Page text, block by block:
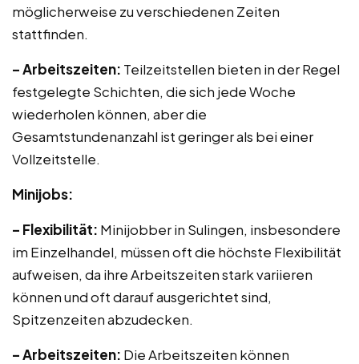
möglicherweise zu verschiedenen Zeiten
stattfinden.
– Arbeitszeiten: Teilzeitstellen bieten in der Regel
festgelegte Schichten, die sich jede Woche
wiederholen können, aber die
Gesamtstundenanzahl ist geringer als bei einer
Vollzeitstelle.
Minijobs:
– Flexibilität: Minijobber in Sulingen, insbesondere
im Einzelhandel, müssen oft die höchste Flexibilität
aufweisen, da ihre Arbeitszeiten stark variieren
können und oft darauf ausgerichtet sind,
Spitzenzeiten abzudecken.
– Arbeitszeiten: Die Arbeitszeiten können